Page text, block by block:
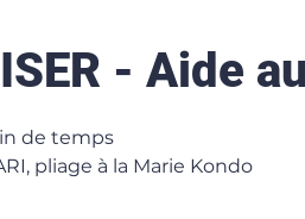
- Aide
de temps
pliage à la Marie Kondo